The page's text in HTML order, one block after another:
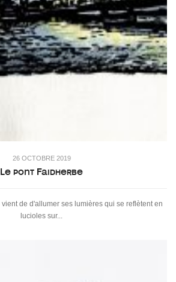
26 OCTOBRE 2019
Le pont Faidherbe
de d'allumer ses lumières qui se reflètent en
lucioles sur...